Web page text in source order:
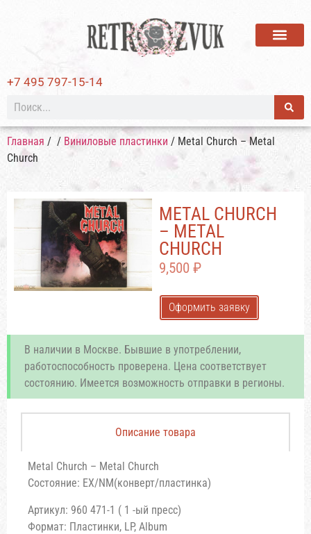
+7 495 797-15-14
Главная / / Виниловые пластинки / Metal Church – Metal
Church
METAL CHURCH
– METAL
CHURCH
9,500 ₽
Оформить заявку
В наличии в Москве. Бывшие в употреблении,
работоспособность проверена. Цена соответствует
состоянию. Имеется возможность отправки в регионы.
Описание товара
Metal Church – Metal Church
Состояние: EX/NM(конверт/пластинка)
Артикул: 960 471-1 ( 1 -ый пресс)
Формат: Пластинки, LP, Album